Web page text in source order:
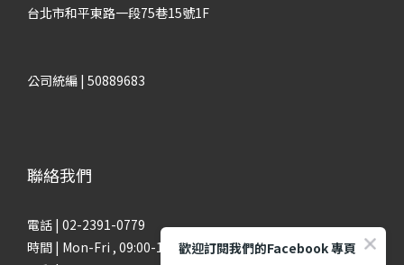
台北市和平東路一段75巷15號1F
公司統編 | 50889683
聯絡我們
電話 | 02-2391-0779
時間 | Mon-Fri , 09:00-18:00歡迎訂閱我們的Facebook 專頁